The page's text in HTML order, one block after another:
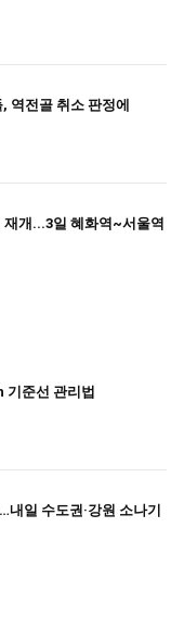
역전골 취소 판정에
개...3일 혜화역~서울역
기준선 관리법
일 수도권·강원 소나기